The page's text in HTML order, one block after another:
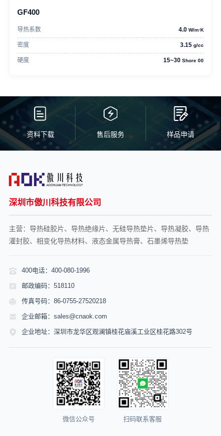
GF400
导热系数 4.0W/m·K
密度 3.15g/cc
硬度 15~30Shore 00
资料下载 售后服务 样品申请
深圳市傲川科技有限公司
主营：导热硅胶片、导热绝缘片、无硅导热垫片、导热凝胶、导热
灌封胶、相变化导热材料、液态金属导热膏、石墨烯导热垫
400电话：400-080-1996
邮政编码：518110
传真号码：86-0755-27520218
企业邮箱：sales@cnaok.com
企业地址：深圳市龙华区观澜镇桂花庙溪工业区桂花路302号
微信公众号 扫码联系客服